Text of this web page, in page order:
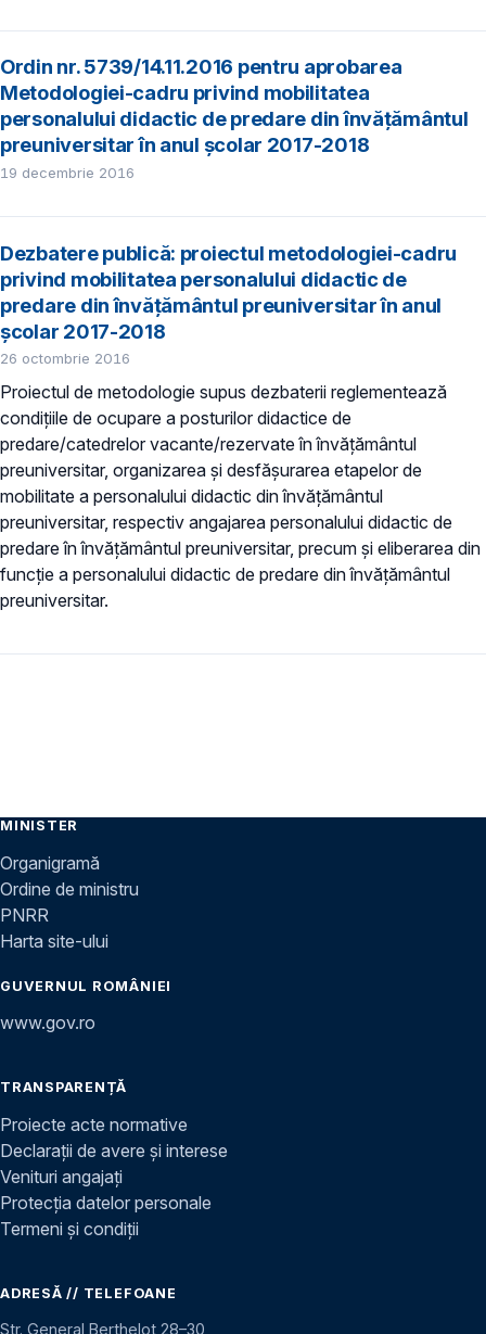
Ordin nr. 5739/14.11.2016 pentru aprobarea
Metodologiei-cadru privind mobilitatea
personalului didactic de predare din învăţământul
preuniversitar în anul şcolar 2017-2018
19 decembrie 2016
Dezbatere publică: proiectul metodologiei-cadru
privind mobilitatea personalului didactic de
predare din învățământul preuniversitar în anul
școlar 2017-2018
26 octombrie 2016
Proiectul de metodologie supus dezbaterii reglementează
condiţiile de ocupare a posturilor didactice de
predare/catedrelor vacante/rezervate în învăţământul
preuniversitar, organizarea şi desfășurarea etapelor de
mobilitate a personalului didactic din învăţământul
preuniversitar, respectiv angajarea personalului didactic de
predare în învăţământul preuniversitar, precum şi eliberarea din
funcţie a personalului didactic de predare din învăţământul
preuniversitar.
MINISTER
Organigramă
Ordine de ministru
PNRR
Harta site-ului
GUVERNUL ROMÂNIEI
www.gov.ro
TRANSPARENȚĂ
Proiecte acte normative
Declarații de avere și interese
Venituri angajați
Protecția datelor personale
Termeni și condiții
ADRESĂ // TELEFOANE
Str. General Berthelot 28–30